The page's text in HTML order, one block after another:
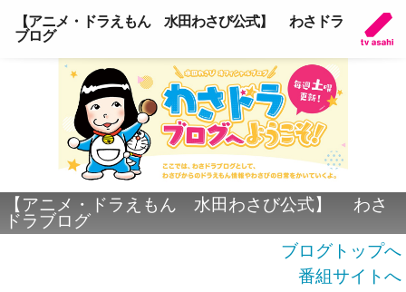
【アニメ・ドラえもん 水田わさび公式】 わさドラ
ブログ
【アニメ・ドラえもん 水田わさび公式】 わさ
ドラブログ
ブログトップへ
番組サイトへ